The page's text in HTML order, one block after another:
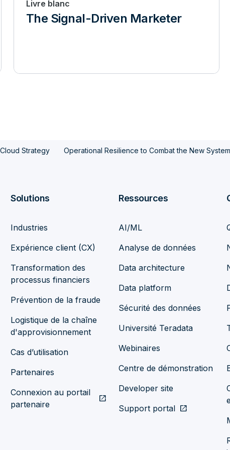
Livre blanc
The Signal-Driven Marketer
Strategy Operational Resilience to Combat the New
Solutions
Industries
Expérience client (CX)
Transformation des
processus financiers
Prévention de la fraude
Logistique de la chaîne
d'approvisionnement
Cas d’utilisation
Partenaires
Connexion au portail
partenaire
open_in_new
Ressources
AI/ML
Analyse de données
Data architecture
Data platform
Sécurité des données
Université Teradata
Webinaires
Centre de démonstration
Developer site
Support portal open_in_new